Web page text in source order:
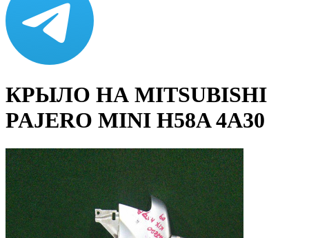
КРЫЛО НА MITSUBISHI
PAJERO MINI H58A 4A30